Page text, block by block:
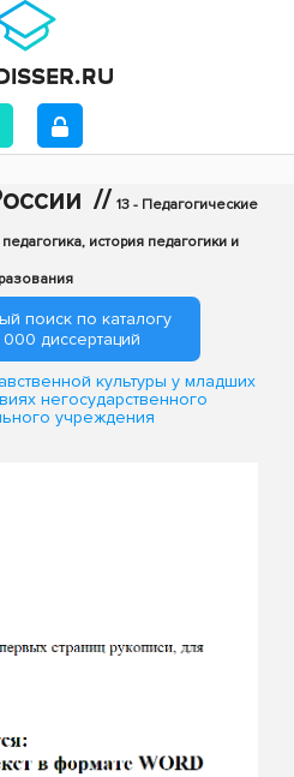
// 13 - Педагогические
история педагогики и
поиск по каталогу
диссертаций
культуры у младших
негосударственного
учреждения